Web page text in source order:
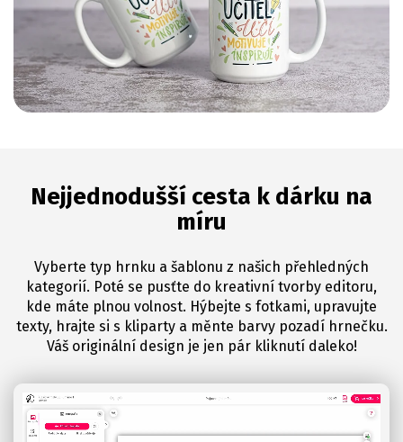
Nejjednodušší cesta k dárku na
míru
Vyberte typ hrnku a šablonu z našich přehledných
kategorií. Poté se pusťte do kreativní tvorby editoru,
kde máte plnou volnost. Hýbejte s fotkami, upravujte
texty, hrajte si s kliparty a měnte barvy pozadí hrnečku.
Váš originální design je jen pár kliknutí daleko!